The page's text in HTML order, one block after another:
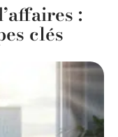
:
clés